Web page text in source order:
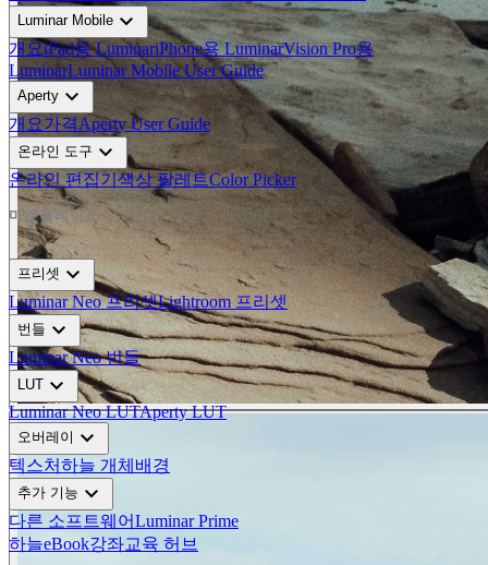
Luminar Mobile expand_more
개요iPad용 LuminariPhone용 LuminarVision Pro용
LuminarLuminar Mobile User Guide
Aperty expand_more
개요가격Aperty User Guide
온라인 도구 expand_more
온라인 편집기색상 팔레트Color Picker
마켓플레이스
프리셋 expand_more
Luminar Neo 프리셋Lightroom 프리셋
번들 expand_more
Luminar Neo 번들
LUT expand_more
Luminar Neo LUTAperty LUT
오버레이 expand_more
텍스처하늘 개체 배경
추가 기능 expand_more
다른 소프트웨어Luminar Prime
하늘eBook강좌교육 허브